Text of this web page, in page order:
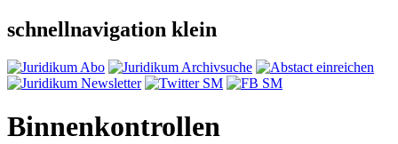
schnellnavigation klein
Binnenkontrollen